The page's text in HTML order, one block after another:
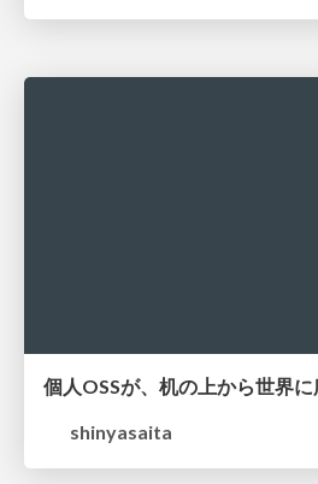
個人OSSが、机の上から世界
shinyasaita